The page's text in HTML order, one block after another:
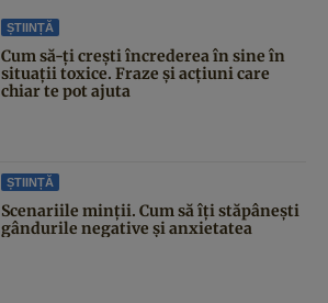
ȘTIINȚĂ
Cum să-ți crești încrederea în sine în
situații toxice. Fraze și acțiuni care
chiar te pot ajuta
ȘTIINȚĂ
Scenariile minții. Cum să îți stăpânești
gândurile negative și anxietatea